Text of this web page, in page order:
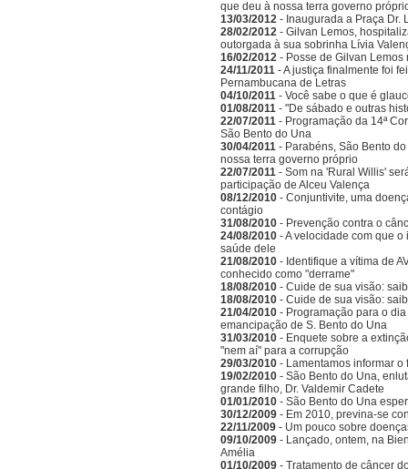
que deu à nossa terra governo
13/03/2012 - Inaugurada a Praça Dr.
28/02/2012 - Gilvan Lemos,
outorgada à sua sobrinha Lívia
16/02/2012 - Posse de Gilvan
24/11/2011 - A justiça finalmente foi
Pernambucana de Letras
04/10/2011 - Você sabe o que é
01/08/2011 - "De sábado e outras
22/07/2011 - Programação da 14ª
São Bento do Una
30/04/2011 - Parabéns, São Bento
nossa terra governo próprio
22/07/2011 - Som na 'Rural Willis'
participação de Alceu Valença
08/12/2010 - Conjuntivite, uma
contágio
31/08/2010 - Prevenção contra o
24/08/2010 - A velocidade com que
saúde dele
21/08/2010 - Identifique a vítima de
conhecido como "derrame"
18/08/2010 - Cuide de sua visão:
18/08/2010 - Cuide de sua visão:
21/04/2010 - Programação para o
emancipação de S. Bento do Una
31/03/2010 - Enquete sobre a
"nem aí" para a corrupção
29/03/2010 - Lamentamos informar
19/02/2010 - São Bento do Una,
grande filho, Dr. Valdemir Cadete
01/01/2010 - São Bento do Una
30/12/2009 - Em 2010, previna-se
22/11/2009 - Um pouco sobre
09/10/2009 - Lançado, ontem, na
Amélia
01/10/2009 - Tratamento de câncer